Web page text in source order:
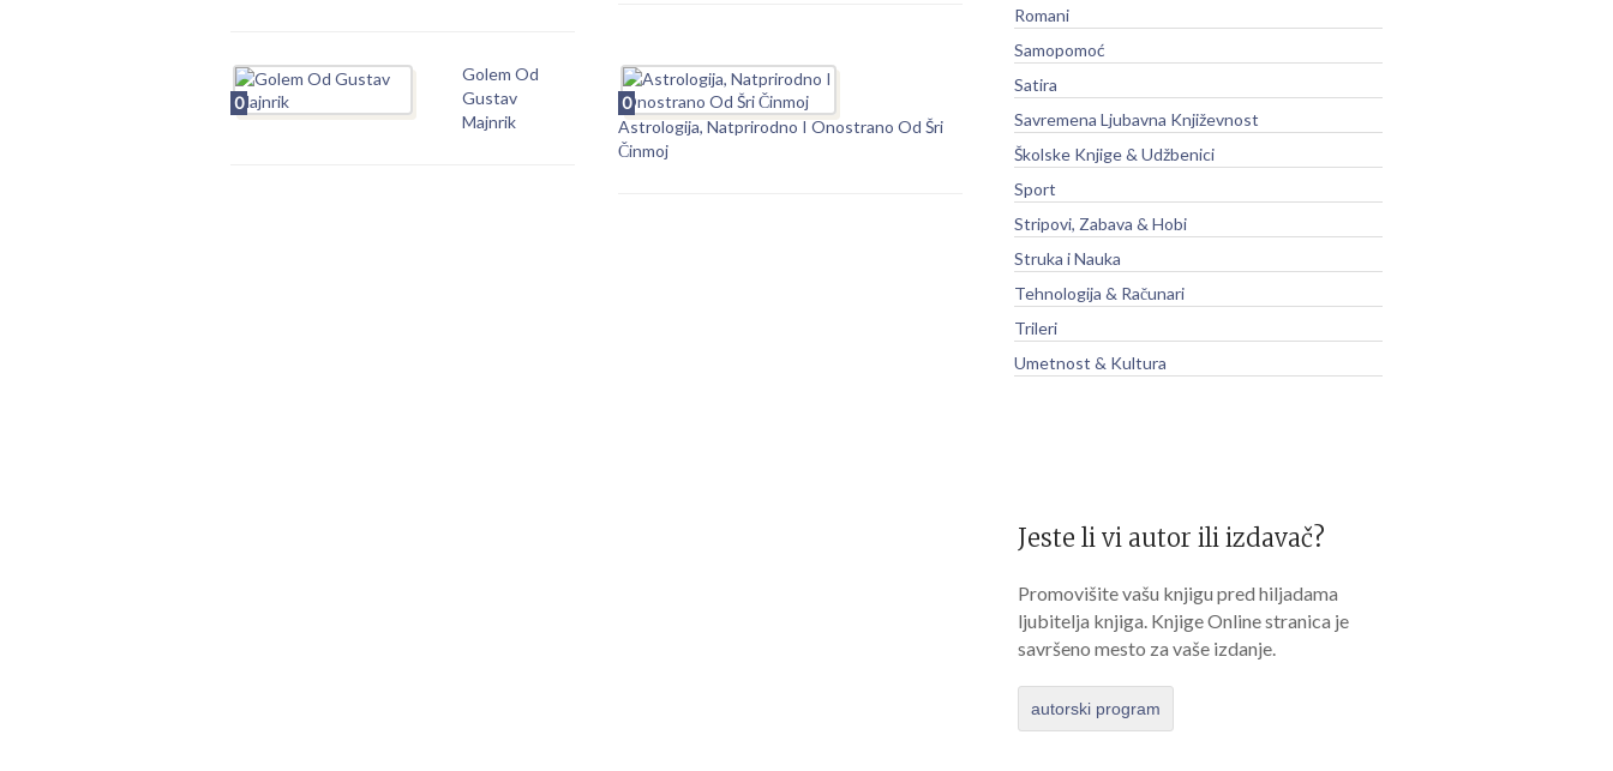
0
Golem Od
Gustav
Majnrik
0
Astrologija, Natprirodno I Onostrano Od Šri
Činmoj
Romani
Samopomoć
Satira
Savremena Ljubavna Književnost
Školske Knjige & Udžbenici
Sport
Stripovi, Zabava & Hobi
Struka i Nauka
Tehnologija & Računari
Trileri
Umetnost & Kultura
Jeste li vi autor ili izdavač?
Promovišite vašu knjigu pred hiljadama
ljubitelja knjiga. Knjige Online stranica je
savršeno mesto za vaše izdanje.
autorski program